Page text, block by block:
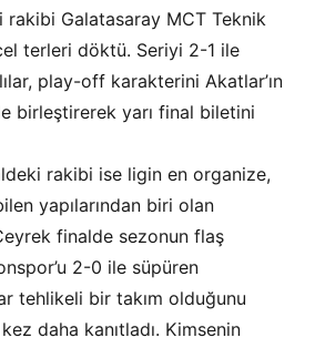
Galatasaray MCT Teknik
terleri döktü. Seriyi 2-1 ile
play-off karakterini Akatlar’ın
birleştirerek yarı final biletini
rakibi ise ligin en organize,
yapılarından biri olan
finalde sezonun flaş
2-0 ile süpüren
tehlikeli bir takım olduğunu
daha kanıtladı. Kimsenin